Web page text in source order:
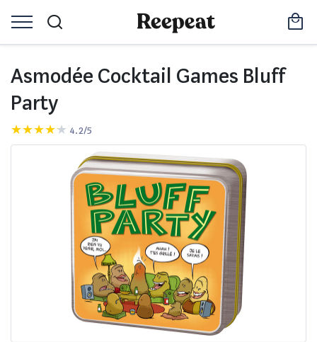
Asmodée Cocktail Games Bluff
Party
4.2/5